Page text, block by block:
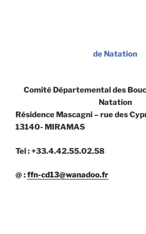
de Natation
Comité Départemental des
Natation
Résidence Mascagni – rue des
13140- MIRAMAS
Tel : +33.4.42.55.02.58
@ :ffn-cd13@wanadoo.fr